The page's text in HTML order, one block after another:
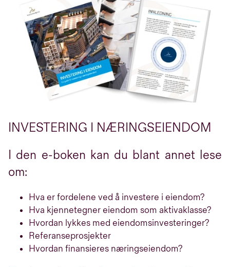
INVESTERING I NÆRINGSEIENDOM
I den e-boken kan du blant annet lese
om:
Hva er fordelene ved å investere i eiendom?
Hva kjennetegner eiendom som aktivaklasse?
Hvordan lykkes med eiendomsinvesteringer?
Referanseprosjekter
Hvordan finansieres næringseiendom?